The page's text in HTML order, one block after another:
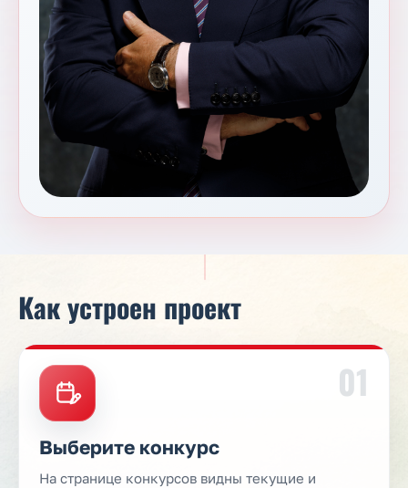
Как устроен проект
01
Выберите конкурс
На странице конкурсов видны текущие и